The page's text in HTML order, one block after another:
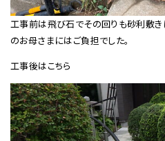
工事前は飛び石でその回りも砂利敷き
のお母さまにはご負担でした。
工事後はこちら